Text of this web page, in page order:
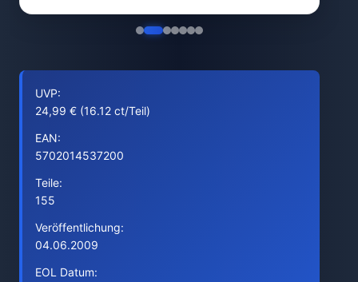
UVP:
24,99 € (16.12 ct/Teil)
EAN:
5702014537200
Teile:
155
Veröffentlichung:
04.06.2009
EOL Datum: